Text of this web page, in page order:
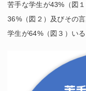
苦手な学生が43%（図
36%（図２）及びその
学生が64%（図３）い